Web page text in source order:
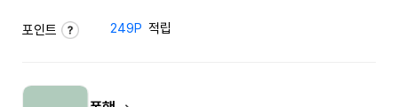
포인트 249P 적립